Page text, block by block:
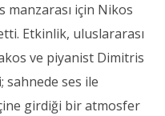
için Nikos
Etkinlik, uluslararası
ve piyanist Dimitris
sahnede ses ile
girdiği bir atmosfer